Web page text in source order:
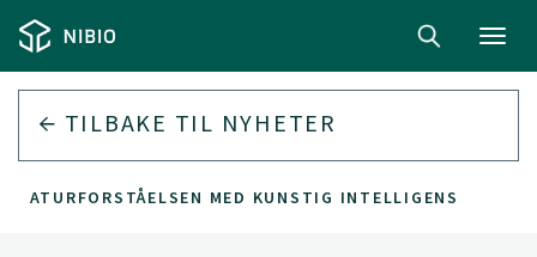
TILBAKE TIL NYHETER
NATURFORSTÅELSEN MED KUNSTIG INTELLIGENS